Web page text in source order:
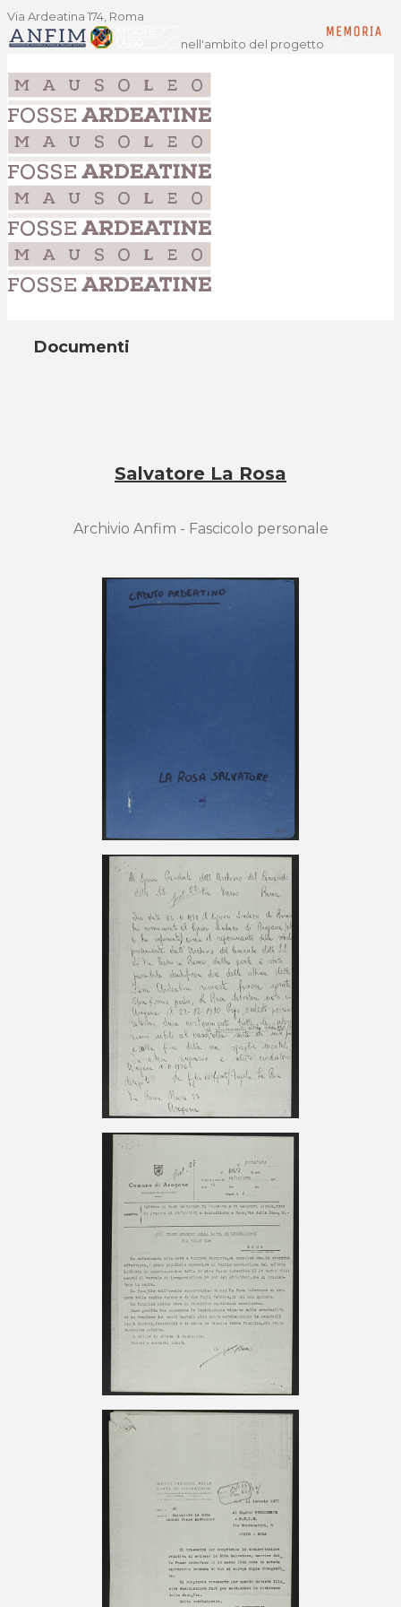
Via Ardeatina 174, Roma
nell'ambito del progetto
Documenti
Salvatore La Rosa
Archivio Anfim - Fascicolo personale